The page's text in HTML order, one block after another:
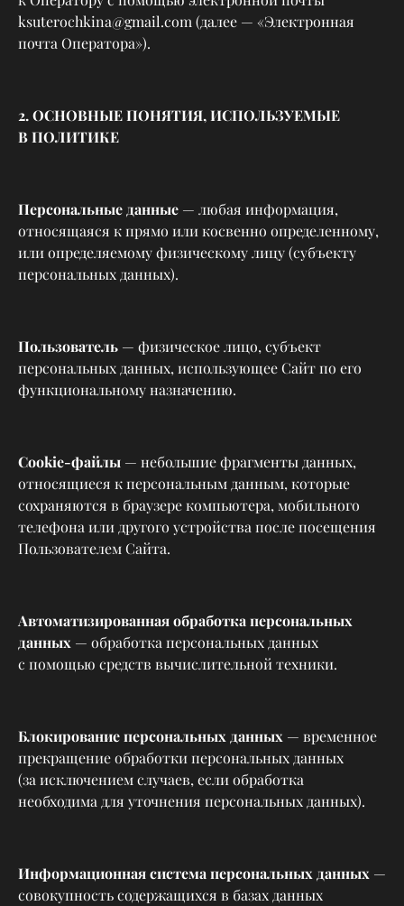
ksuterochkina@gmail.com (далее — «Электронная
почта Оператора»).
2. ОСНОВНЫЕ ПОНЯТИЯ, ИСПОЛЬЗУЕМЫЕ
В ПОЛИТИКЕ
Персональные данные — любая информация,
относящаяся к прямо или косвенно определенному,
или определяемому физическому лицу (субъекту
персональных данных).
Пользователь — физическое лицо, субъект
персональных данных, использующее Сайт по его
функциональному назначению.
Cookie-файлы — небольшие фрагменты данных,
относящиеся к персональным данным, которые
сохраняются в браузере компьютера, мобильного
телефона или другого устройства после посещения
Пользователем Сайта.
Автоматизированная обработка персональных
данных — обработка персональных данных
с помощью средств вычислительной техники.
Блокирование персональных данных — временное
прекращение обработки персональных данных
(за исключением случаев, если обработка
необходима для уточнения персональных данных).
Информационная система персональных данных —
совокупность содержащихся в базах данных